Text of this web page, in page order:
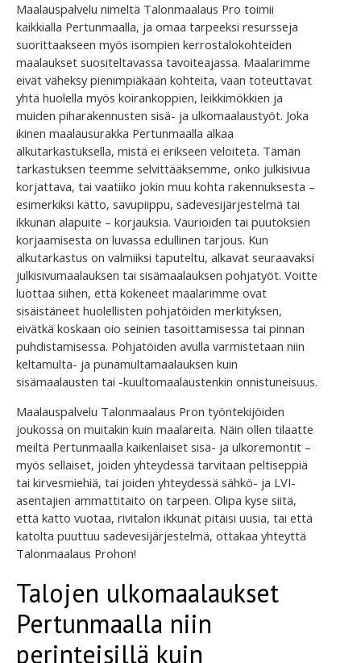
Maalauspalvelu nimeltä Talonmaalaus Pro toimii
kaikkialla Pertunmaalla, ja omaa tarpeeksi resursseja
suorittaakseen myös isompien kerrostalokohteiden
maalaukset suositeltavassa tavoiteajassa. Maalarimme
eivät väheksy pienimpiäkään kohteita, vaan toteuttavat
yhtä huolella myös koirankoppien, leikkimökkien ja
muiden piharakennusten sisä- ja ulkomaalaustyöt. Joka
ikinen maalausurakka Pertunmaalla alkaa
alkutarkastuksella, mistä ei erikseen veloiteta. Tämän
tarkastuksen teemme selvittääksemme, onko julkisivua
korjattava, tai vaatiiko jokin muu kohta rakennuksesta –
esimerkiksi katto, savupiippu, sadevesijärjestelmä tai
ikkunan alapuite – korjauksia. Vaurioiden tai puutoksien
korjaamisesta on luvassa edullinen tarjous. Kun
alkutarkastus on valmiiksi taputeltu, alkavat seuraavaksi
julkisivumaalauksen tai sisämaalauksen pohjatyöt. Voitte
luottaa siihen, että kokeneet maalarimme ovat
sisäistäneet huolellisten pohjatöiden merkityksen,
eivätkä koskaan oio seinien tasoittamisessa tai pinnan
puhdistamisessa. Pohjatöiden avulla varmistetaan niin
keltamulta- ja punamultamaalauksen kuin
sisämaalausten tai -kuultomaalaustenkin onnistuneisuus.
Maalauspalvelu Talonmaalaus Pron työntekijöiden
joukossa on muitakin kuin maalareita. Näin ollen tilaatte
meiltä Pertunmaalla kaikenlaiset sisä- ja ulkoremontit –
myös sellaiset, joiden yhteydessä tarvitaan peltiseppiä
tai kirvesmiehiä, tai joiden yhteydessä sähkö- ja LVI-
asentajien ammattitaito on tarpeen. Olipa kyse siitä,
että katto vuotaa, rivitalon ikkunat pitäisi uusia, tai että
katolta puuttuu sadevesijärjestelmä, ottakaa yhteyttä
Talonmaalaus Prohon!
Talojen ulkomaalaukset
Pertunmaalla niin
perinteisillä kuin